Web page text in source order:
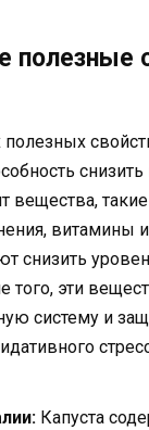
полезные
вещества,
витамины
снизить
того, эти
систему и
Капуста